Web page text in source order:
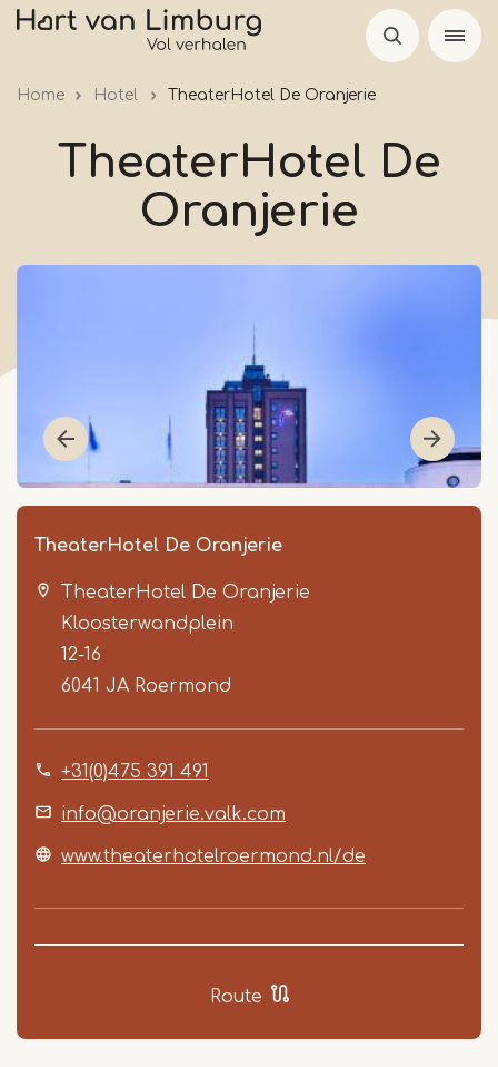
Skip
Home Hotel TheaterHotel De Oranjerie
TheaterHotel De
Oranjerie
TheaterHotel De Oranjerie
TheaterHotel De Oranjerie
Kloosterwandplein
12-16
6041 JA Roermond
+31(0)475 391 491
info@oranjerie.valk.com
www.theaterhotelroermond.nl/de
Route